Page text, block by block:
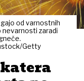
od varnostnih
nevarnosti zaradi
Getty